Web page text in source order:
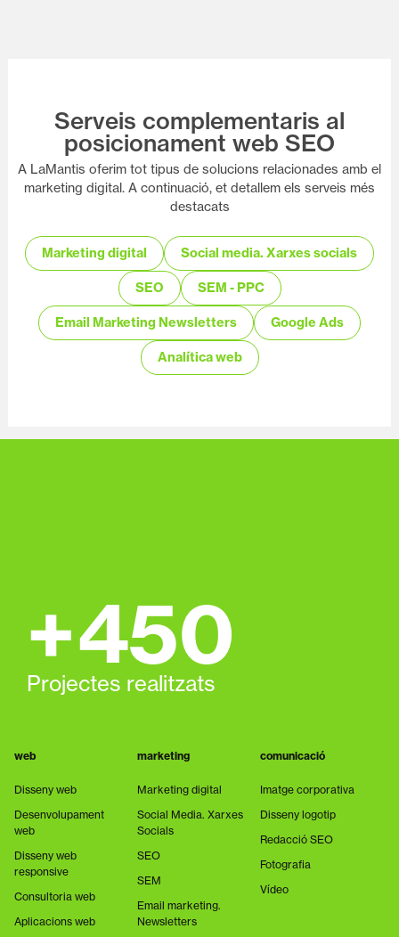
Serveis complementaris al
posicionament web SEO
A LaMantis oferim tot tipus de solucions relacionades amb el
marketing digital. A continuació, et detallem els serveis més
destacats
Marketing digital Social media. Xarxes socials
SEO SEM - PPC
Email Marketing Newsletters Google Ads
Analítica web
+450
Projectes realitzats
web
Disseny web
Desenvolupament
web
Disseny web
responsive
Consultoria web
Aplicacions web
marketing
Marketing digital
Social Media. Xarxes
Socials
SEO
SEM
Email marketing.
Newsletters
comunicació
Imatge corporativa
Disseny logotip
Redacció SEO
Fotografia
Vídeo